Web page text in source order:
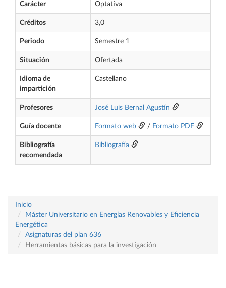
Carácter Optativa
Créditos 3,0
Periodo Semestre 1
Situación Ofertada
Idioma de
impartición
Castellano
Profesores José Luis Bernal Agustín
Guía docente Formato web / Formato PDF
Bibliografía
recomendada
Bibliografía
Inicio
Máster Universitario en Energías Renovables y Eficiencia
Energética
Asignaturas del plan 636
Herramientas básicas para la investigación